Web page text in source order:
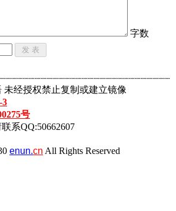
字数
未经授权禁止复制或建立镜像
3
号
系QQ:50662607
enun.cn All Rights Reserved